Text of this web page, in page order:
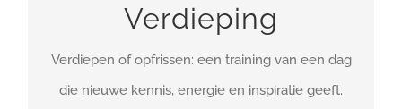
Verdieping
Verdiepen of opfrissen: een training van een dag
die nieuwe kennis, energie en inspiratie geeft.
MEER INFO